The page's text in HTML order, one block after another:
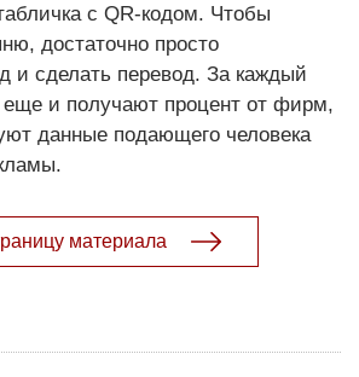
с QR-кодом. Чтобы
достаточно просто
и сделать перевод. За каждый
еще и получают процент от фирм,
данные подающего человека
материала